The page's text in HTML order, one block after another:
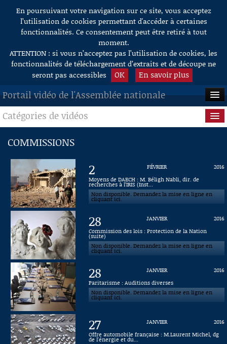
Aller au contenu
En poursuivant votre navigation sur ce site, vous acceptez
l’utilisation de cookies permettant d'accéder à certaines
fonctionnalités. Ce consentement peut être retiré à tout
moment.
ATTENTION : si vous n’acceptez pas l’utilisation de cookies, les
fonctionnalités de téléchargement d’extraits et de découpe ne
seront pas accessibles
OK En savoir plus
Portail vidéo de l'Assemblée nationale
ACCUEIL
EN DIRECT
À LA DEMANDE
RECHERCHE
AIDE À LA DÉCOUPE
DE VIDÉOS
Catégories de vidéos
Questions au Gouvernement
Commissions
Présidence
Évènements
Connaissance, Histoire
COMMISSIONS
2 FÉVRIER
2016
Moyens de DAECH : M. Béligh Nabli, dir. de
recherches à l’IRIS (Inst...
Non disponible. Demandez la mise en ligne en
cliquant ici.
28 JANVIER
2016
Commission des lois : Protection de la Nation
(suite)
Non disponible. Demandez la mise en ligne en
cliquant ici.
28 JANVIER
2016
Paritarisme : Auditions diverses
Non disponible. Demandez la mise en ligne en
cliquant ici.
27 JANVIER
2016
Offre automobile française : M.Laurent Michel, dg
de l'énergie et du...